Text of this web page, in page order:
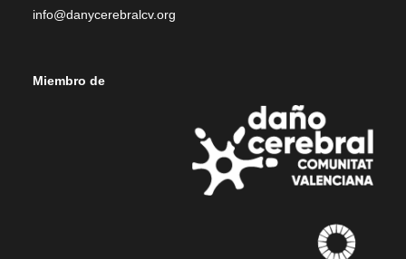
info@danycerebralcv.org
Miembro de